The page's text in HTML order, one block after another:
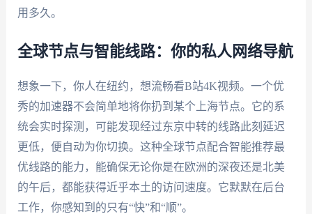
用多久。
全球节点与智能线路：你的私人网络导航
想象一下，你人在纽约，想流畅看B站4K视频。一个优
秀的加速器不会简单地将你扔到某个上海节点。它的系
统会实时探测，可能发现经过东京中转的线路此刻延迟
更低，便自动为你切换。这种全球节点配合智能推荐最
优线路的能力，能确保无论你是在欧洲的深夜还是北美
的午后，都能获得近乎本土的访问速度。它默默在后台
工作，你感知到的只有“快”和“顺”。